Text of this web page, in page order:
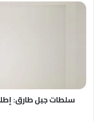
سلطات
اليوم
سلطات جبل طارق: